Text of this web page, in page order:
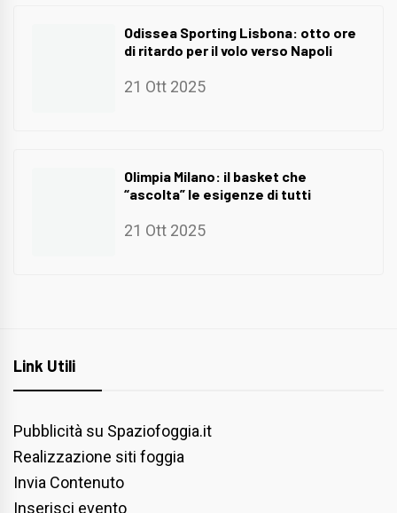
Odissea Sporting Lisbona: otto ore
di ritardo per il volo verso Napoli
21 Ott 2025
Olimpia Milano: il basket che
“ascolta” le esigenze di tutti
21 Ott 2025
Link Utili
Pubblicità su Spaziofoggia.it
Realizzazione siti foggia
Invia Contenuto
Inserisci evento